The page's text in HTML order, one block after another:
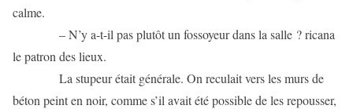
calme.
– N’y a-t-il pas plutôt un fossoyeur dans la salle ? ricana
le patron des lieux.
La stupeur était générale. On reculait vers les murs de
béton peint en noir, comme s’il avait été possible de les repousser,